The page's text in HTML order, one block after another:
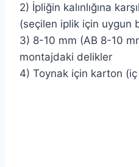
2) İpliğin kalınlığına
(seçilen iplik için uygun
3) 8-10 mm (AB 8-10
montajdaki delikler
4) Toynak için karton